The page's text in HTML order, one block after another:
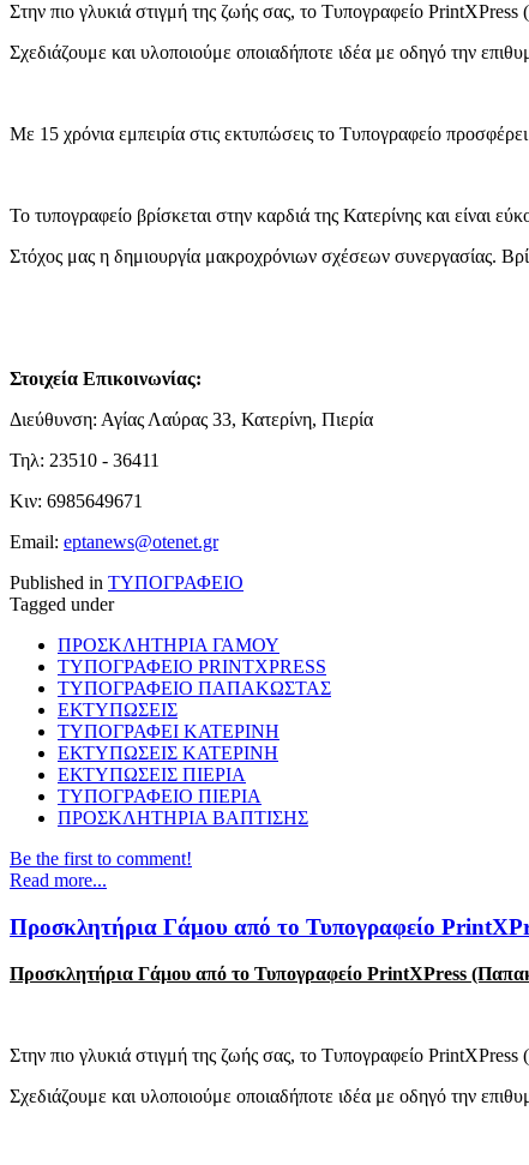
Στην πιο γλυκιά στιγμή της ζωής σας, το Τυπογραφείο
Σχεδιάζουμε και υλοποιούμε οποιαδήποτε ιδέα με οδηγό την
Με 15 χρόνια εμπειρία στις εκτυπώσεις το Τυπογραφείο
Το τυπογραφείο βρίσκεται στην καρδιά της Κατερίνης και είναι
Στόχος μας η δημιουργία μακροχρόνιων σχέσεων συνεργασίας.
Στοιχεία Επικοινωνίας:
Διεύθυνση: Αγίας Λαύρας 33, Κατερίνη, Πιερία
Τηλ: 23510 - 36411
Κιν: 6985649671
Email: eptanews@otenet.gr
Published in ΤΥΠΟΓΡΑΦΕΙΟ
Tagged under
ΠΡΟΣΚΛΗΤΗΡΙΑ ΓΑΜΟΥ
ΤΥΠΟΓΡΑΦΕΙΟ PRINTXPRESS
ΤΥΠΟΓΡΑΦΕΙΟ ΠΑΠΑΚΩΣΤΑΣ
ΕΚΤΥΠΩΣΕΙΣ
ΤΥΠΟΓΡΑΦΕΙ ΚΑΤΕΡΙΝΗ
ΕΚΤΥΠΩΣΕΙΣ ΚΑΤΕΡΙΝΗ
ΕΚΤΥΠΩΣΕΙΣ ΠΙΕΡΙΑ
ΤΥΠΟΓΡΑΦΕΙΟ ΠΙΕΡΙΑ
ΠΡΟΣΚΛΗΤΗΡΙΑ ΒΑΠΤΙΣΗΣ
Be the first to comment!
Read more...
Προσκλητήρια Γάμου από το Τυπογραφείο
Προσκλητήρια Γάμου από το Τυπογραφείο PrintXPress
Στην πιο γλυκιά στιγμή της ζωής σας, το Τυπογραφείο
Σχεδιάζουμε και υλοποιούμε οποιαδήποτε ιδέα με οδηγό την